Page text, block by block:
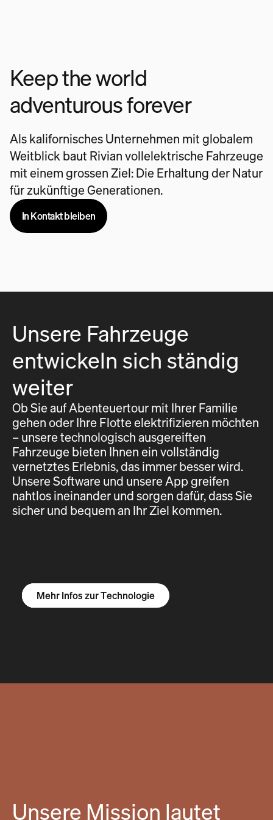
Keep the world
adventurous forever
Als kalifornisches Unternehmen mit globalem
Weitblick baut Rivian vollelektrische Fahrzeuge
mit einem grossen Ziel: Die Erhaltung der Natur
für zukünftige Generationen.
In Kontakt bleiben
Unsere Fahrzeuge
entwickeln sich ständig
weiter
Ob Sie auf Abenteuertour mit Ihrer Familie
gehen oder Ihre Flotte elektrifizieren möchten
– unsere technologisch ausgereiften
Fahrzeuge bieten Ihnen ein vollständig
vernetztes Erlebnis, das immer besser wird.
Unsere Software und unsere App greifen
nahtlos ineinander und sorgen dafür, dass Sie
sicher und bequem an Ihr Ziel kommen.
Mehr Infos zum R1S
Mehr Infos zum R1T
Mehr Infos zu Vans
Mehr Infos zur Technologie
Unsere Mission lautet